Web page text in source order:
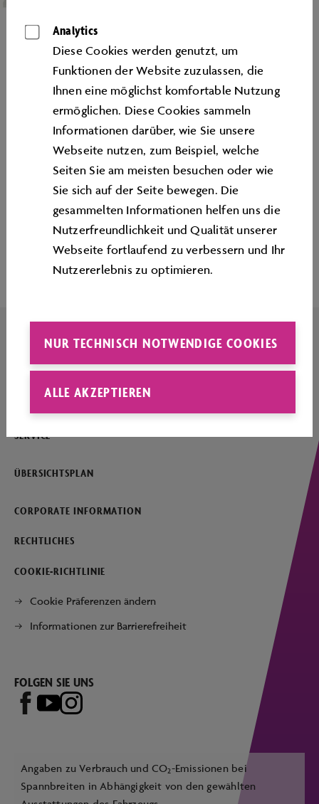
Grafik: Volkswagen AG
Seitenanfang
IMPRESSUM
SERVICE
ÜBERSICHTSPLAN
CORPORATE INFORMATION
RECHTLICHES
COOKIE-RICHTLINIE
Cookie Präferenzen ändern
Informationen zur Barrierefreiheit
FOLGEN SIE UNS
Angaben zu Verbrauch und CO2-Emissionen bei
Spannbreiten in Abhängigkeit von den gewählten
Analytics
Diese Cookies werden genutzt, um
Funktionen der Website zuzulassen, die
Ihnen eine möglichst komfortable Nutzung
ermöglichen. Diese Cookies sammeln
Informationen darüber, wie Sie unsere
Webseite nutzen, zum Beispiel, welche
Seiten Sie am meisten besuchen oder wie
Sie sich auf der Seite bewegen. Die
gesammelten Informationen helfen uns die
Nutzerfreundlichkeit und Qualität unserer
Webseite fortlaufend zu verbessern und Ihr
Nutzererlebnis zu optimieren.
NUR TECHNISCH NOTWENDIGE COOKIES
ALLE AKZEPTIEREN